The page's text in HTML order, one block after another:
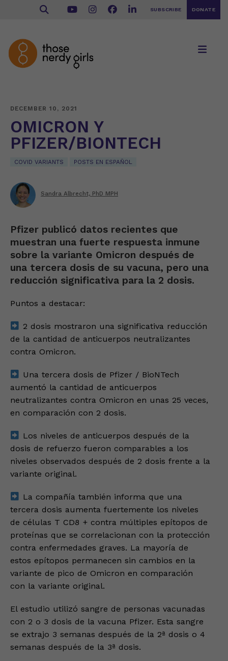
SUBSCRIBE DONATE
DECEMBER 10, 2021
OMICRON Y
PFIZER/BIONTECH
COVID VARIANTS POSTS EN ESPAÑOL
Sandra Albrecht, PhD MPH
Pfizer publicó datos recientes que
muestran una fuerte respuesta inmune
sobre la variante Omicron después de
una tercera dosis de su vacuna, pero una
reducción significativa para la 2 dosis.
Puntos a destacar:
2 dosis mostraron una significativa reducción
de la cantidad de anticuerpos neutralizantes
contra Omicron.
Una tercera dosis de Pfizer / BioNTech
aumentó la cantidad de anticuerpos
neutralizantes contra Omicron en unas 25 veces,
en comparación con 2 dosis.
Los niveles de anticuerpos después de la
dosis de refuerzo fueron comparables a los
niveles observados después de 2 dosis frente a la
variante original.
La compañía también informa que una
tercera dosis aumenta fuertemente los niveles
de células T CD8 + contra múltiples epítopos de
proteínas que se correlacionan con la protección
contra enfermedades graves. La mayoría de
estos epítopos permanecen sin cambios en la
variante de pico de Omicron en comparación
con la variante original.
El estudio utilizó sangre de personas vacunadas
con 2 o 3 dosis de la vacuna Pfizer. Esta sangre
se extrajo 3 semanas después de la 2ª dosis o 4
semanas después de la 3ª dosis.